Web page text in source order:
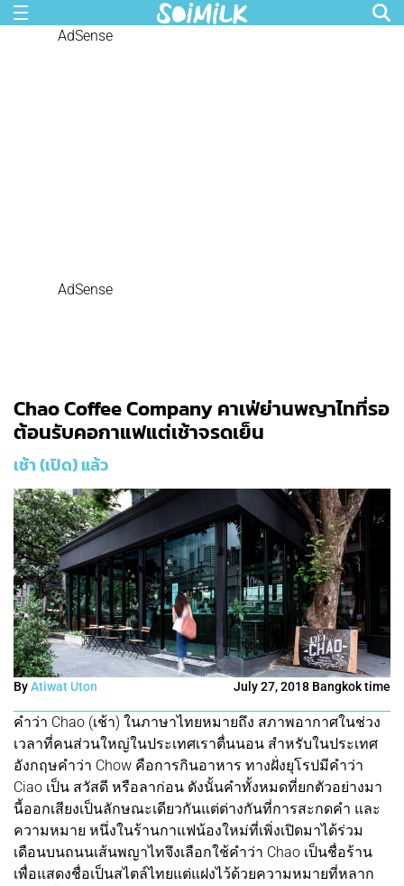
AdSense
AdSense
Chao Coffee Company คาเฟ่ย่านพญาไทที่รอ
ต้อนรับคอกาแฟแต่เช้าจรดเย็น
เช้า (เปิด) แล้ว
ByAtiwat Uton July 27, 2018 Bangkok time
คำว่า Chao (เช้า) ในภาษาไทยหมายถึง สภาพอากาศในช่วง
เวลาที่คนส่วนใหญ่ในประเทศเราตื่นนอน สำหรับในประเทศ
อังกฤษคำว่า Chow คือการกินอาหาร ทางฝั่งยุโรปมีคำว่า
Ciao เป็น สวัสดี หรือลาก่อน ดังนั้นคำทั้งหมดที่ยกตัวอย่างมา
นี้ออกเสียงเป็นลักษณะเดียวกันแต่ต่างกันที่การสะกดคำ และ
ความหมาย หนึ่งในร้านกาแฟน้องใหม่ที่เพิ่งเปิดมาได้ร่วม
เดือนบนถนนเส้นพญาไทจึงเลือกใช้คำว่า Chao เป็นชื่อร้าน
เพื่อแสดงชื่อเป็นสไตล์ไทยแต่แฝงไว้ด้วยความหมายที่หลาก